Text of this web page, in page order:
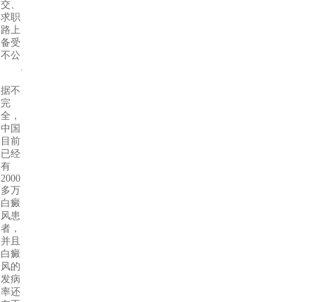
交、
求职
路上
备受
不公
据不
完
全，
中国
目前
已经
有
2000
多万
白癜
风患
者，
并且
白癜
风的
发病
率还